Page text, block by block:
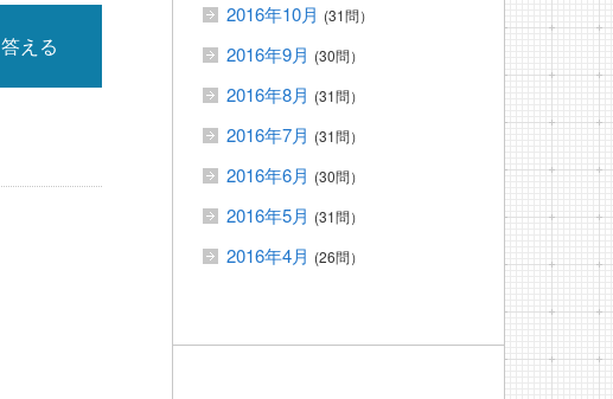
答える
2016年10月 (31問）
2016年9月 (30問）
2016年8月 (31問）
2016年7月 (31問）
2016年6月 (30問）
2016年5月 (31問）
2016年4月 (26問）